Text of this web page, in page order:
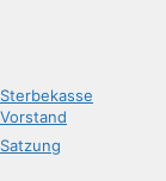
Sterbekasse
Vorstand
Satzung